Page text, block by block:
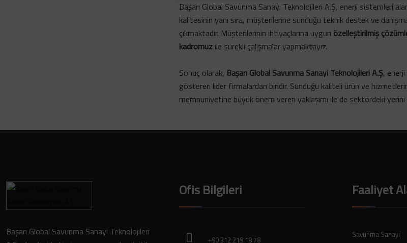
Başarı Global Savunma Sanayi Teknolojileri A.Ş, enerji sistemleri
kalitesinin yanı sıra, müşterilerine sunduğu teknik destek ve
çıkmaktadır. Müşterilerinin ihtiyaçlarına uygun özelleştirilmiş
kadromuz ile sürekli çalışmalar yapmaktayız.
Sonuç olarak, Başarı Global Savunma Sanayi Teknolojileri A.Ş,
gösteren lider firmalardan biridir. Sunduğu kaliteli ürün ve
memnuniyetine büyük önem veren yaklaşımı ile de sektördeki yerini
Başarı Global Savunma Sanayi Teknolojileri
Ofis Bilgileri
+90 312 219 18 78
Faaliyet
Savunma Sanayi